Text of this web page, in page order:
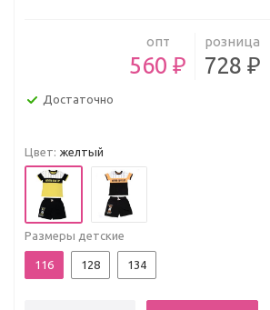
опт
560 ₽
розница
728 ₽
Достаточно
Цвет: желтый
Размеры детские
116 128 134